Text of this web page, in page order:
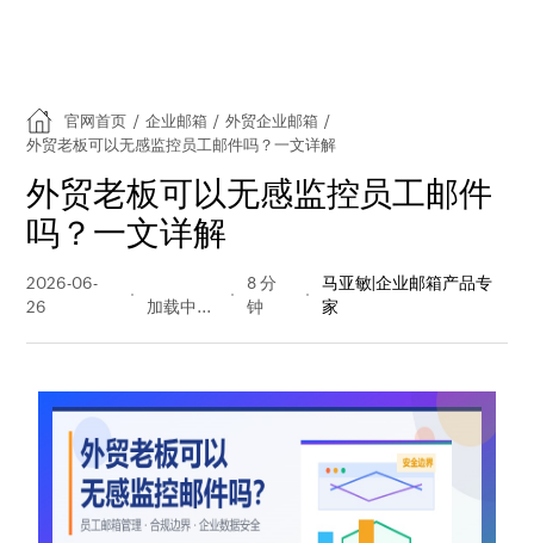
官网首页 / 企业邮箱 / 外贸企业邮箱 /
外贸老板可以无感监控员工邮件吗？一文详解
外贸老板可以无感监控员工邮件
吗？一文详解
2026-06-
26
量
8 分
钟
马亚敏|企业邮箱产品专
家